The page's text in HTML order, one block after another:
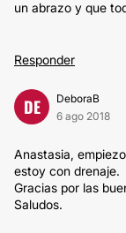
un abrazo y que
Responder
DE
DeboraB
6 ago 2018
Anastasia,
estoy con drenaje.
Gracias por las
Saludos.